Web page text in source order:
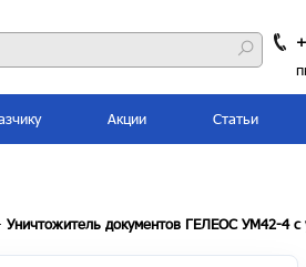
Акции Статьи
Уничтожитель документов ГЕЛЕОС УМ42-4 с